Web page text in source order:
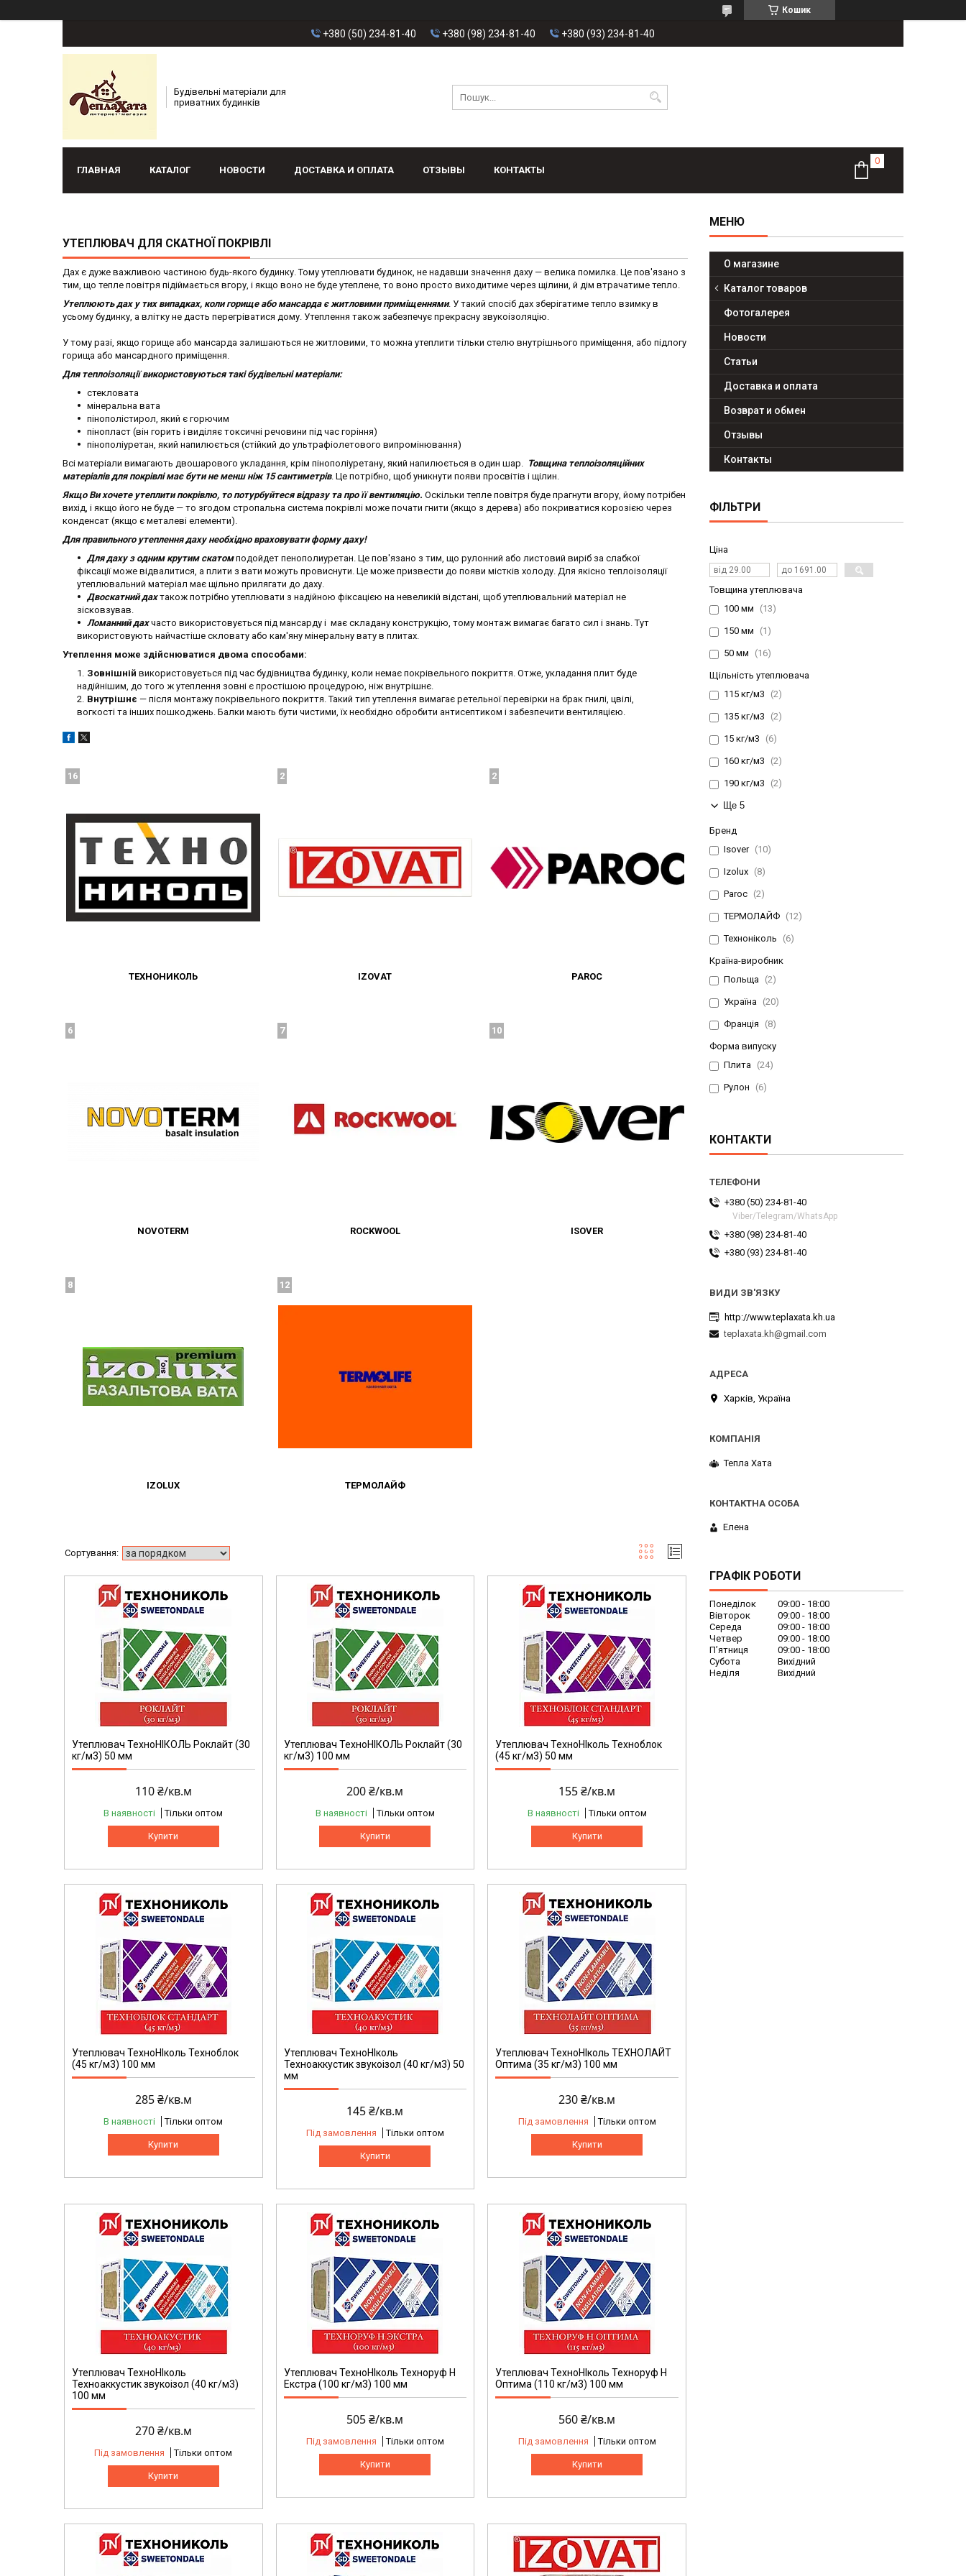
Кошик
+380 (50) 234-81-40 +380 (98) 234-81-40 +380 (93) 234-81-40
Будівельні матеріали для
приватних будинків
ГЛАВНАЯ КАТАЛОГ НОВОСТИ ДОСТАВКА И ОПЛАТА ОТЗЫВЫ КОНТАКТЫ
УТЕПЛЮВАЧ ДЛЯ СКАТНОЇ ПОКРІВЛІ
Дах є дуже важливою частиною будь-якого будинку. Тому утеплювати будинок, не надавши значення даху — велика помилка. Це пов'язано з
тим, що тепле повітря підіймається вгору, і якщо воно не буде утеплене, то воно просто виходитиме через щілини, й дім втрачатиме тепло.
Утеплюють дах у тих випадках, коли горище або мансарда є житловими приміщеннями. У такий спосіб дах зберігатиме тепло взимку в
усьому будинку, а влітку не дасть перегріватися дому. Утеплення також забезпечує прекрасну звукоізоляцію.
У тому разі, якщо горище або мансарда залишаються не житловими, то можна утеплити тільки стелю внутрішнього приміщення, або підлогу
горища або мансардного приміщення.
Для теплоізоляції використовуються такі будівельні матеріали:
стекловата
мінеральна вата
пінополістирол, який є горючим
пінопласт (він горить і виділяє токсичні речовини під час горіння)
пінополіуретан, який напилюється (стійкий до ультрафіолетового випромінювання)
Всі матеріали вимагають двошарового укладання, крім пінополіуретану, який напилюється в один шар. Товщина теплоізоляційних
матеріалів для покрівлі має бути не менш ніж 15 сантиметрів. Це потрібно, щоб уникнути появи просвітів і щілин.
Якщо Ви хочете утеплити покрівлю, то потурбуйтеся відразу та про її вентиляцію. Оскільки тепле повітря буде прагнути вгору, йому потрібен
вихід, і якщо його не буде — то згодом стропальна система покрівлі може почати гнити (якщо з дерева) або покриватися корозією через
конденсат (якщо є металеві елементи).
Для правильного утеплення даху необхідно враховувати форму даху!
Для даху з одним крутим скатомподойдет пенополиуретан. Це пов'язано з тим, що рулонний або листовий виріб за слабкої
фіксації може відвалитися, а плити з вати можуть провиснути. Це може призвести до появи містків холоду. Для якісно теплоізоляції
утеплювальний матеріал має щільно прилягати до даху.
Двоскатний дахтакож потрібно утеплювати з надійною фіксацією на невеликій відстані, щоб утеплювальний матеріал не
зісковзував.
Ломанний дахчасто використовується під мансарду і має складану конструкцію, тому монтаж вимагає багато сил і знань. Тут
використовують найчастіше скловату або кам'яну мінеральну вату в плитах.
Утеплення може здійснюватися двома способами:
Зовнішній використовується під час будівництва будинку, коли немає покрівельного покриття. Отже, укладання плит буде
надійнішим, до того ж утеплення зовні є простішою процедурою, ніж внутрішнє.
Внутрішнє — після монтажу покрівельного покриття. Такий тип утеплення вимагає ретельної перевірки на брак гнилі, цвілі,
вогкості та інших пошкоджень. Балки мають бути чистими, їх необхідно обробити антисептиком і забезпечити вентиляцією.
ТЕХНОНИКОЛЬ
16
IZOVAT
2
PAROC
2
NOVOTERM
6
ROCKWOOL
7
ISOVER
10
IZOLUX
8
ТЕРМОЛАЙФ
12
Утеплювач ТехноНІКОЛЬ Роклайт (30
кг/м3) 50 мм
110 ₴/кв.м
В наявності Тільки оптом
Купити
Утеплювач ТехноНІКОЛЬ Роклайт (30
кг/м3) 100 мм
200 ₴/кв.м
В наявності Тільки оптом
Купити
Утеплювач ТехноНІколь Техноблок
(45 кг/м3) 50 мм
155 ₴/кв.м
В наявності Тільки оптом
Купити
Утеплювач ТехноНІколь Техноблок
(45 кг/м3) 100 мм
285 ₴/кв.м
В наявності Тільки оптом
Купити
Утеплювач ТехноНІколь
Техноаккустик звукоізол (40 кг/м3) 50
мм
145 ₴/кв.м
Під замовлення Тільки оптом
Купити
Утеплювач ТехноНІколь ТЕХНОЛАЙТ
Оптима (35 кг/м3) 100 мм
230 ₴/кв.м
Під замовлення Тільки оптом
Купити
Утеплювач ТехноНІколь
Техноаккустик звукоізол (40 кг/м3)
100 мм
270 ₴/кв.м
Під замовлення Тільки оптом
Купити
Утеплювач ТехноНІколь Техноруф Н
Екстра (100 кг/м3) 100 мм
505 ₴/кв.м
Під замовлення Тільки оптом
Купити
Утеплювач ТехноНІколь Техноруф Н
Оптима (110 кг/м3) 100 мм
560 ₴/кв.м
Під замовлення Тільки оптом
Купити
О магазине
Каталог товаров
Фотогалерея
Новости
Статьи
Доставка и оплата
Возврат и обмен
Отзывы
Контакты
ФІЛЬТРИ
Ціна
Товщина утеплювача
100 мм
13
150 мм 1
50 мм 16
Щільність утеплювача
115 кг/м3
2
135 кг/м3 2
15 кг/м3 6
160 кг/м3 2
190 кг/м3 2
Ще 5
Бренд
Isover
10
Izolux 8
Paroc 2
ТЕРМОЛАЙФ 12
Техноніколь 6
Країна-виробник
Польща
2
Україна 20
Франція 8
Форма випуску
Плита
24
Рулон 6
КОНТАКТИ
+380 (50) 234-81-40
Viber/Telegram/WhatsApp
+380 (98) 234-81-40
+380 (93) 234-81-40
http://www.teplaxata.kh.ua
teplaxata.kh@gmail.com
Харків, Україна
Тепла Хата
Елена
ГРАФІК РОБОТИ
Понеділок 09:00
18:00
Вівторок
09:00
18:00
Середа
09:00
18:00
Четвер
09:00
18:00
Пʼятниця
09:00
18:00
Субота
Вихідний
Неділя
Вихідний